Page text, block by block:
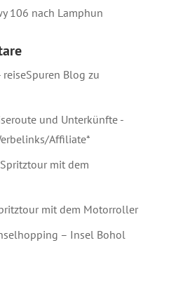
106 nach Lamphun
Blog zu
und Unterkünfte -
Affiliate*
mit dem
mit dem Motorroller
– Insel Bohol